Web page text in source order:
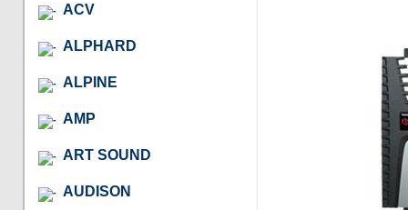
ACV
ALPHARD
ALPINE
AMP
ART SOUND
AUDISON